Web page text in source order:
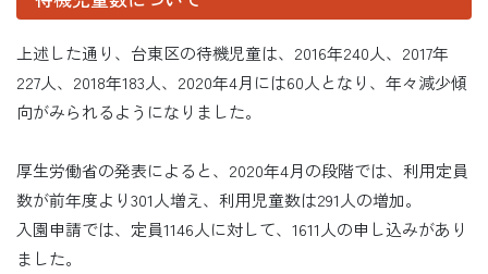
上述した通り、台東区の待機児童は、2016年240人、2017年
227人、2018年183人、2020年4月には60人となり、年々減少傾
向がみられるようになりました。
厚生労働省の発表によると、2020年4月の段階では、利用定員
数が前年度より301人増え、利用児童数は291人の増加。
入園申請では、定員1146人に対して、1611人の申し込みがあり
ました。